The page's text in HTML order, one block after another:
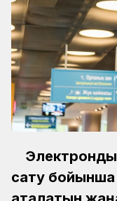
Электронды
сату бойынша